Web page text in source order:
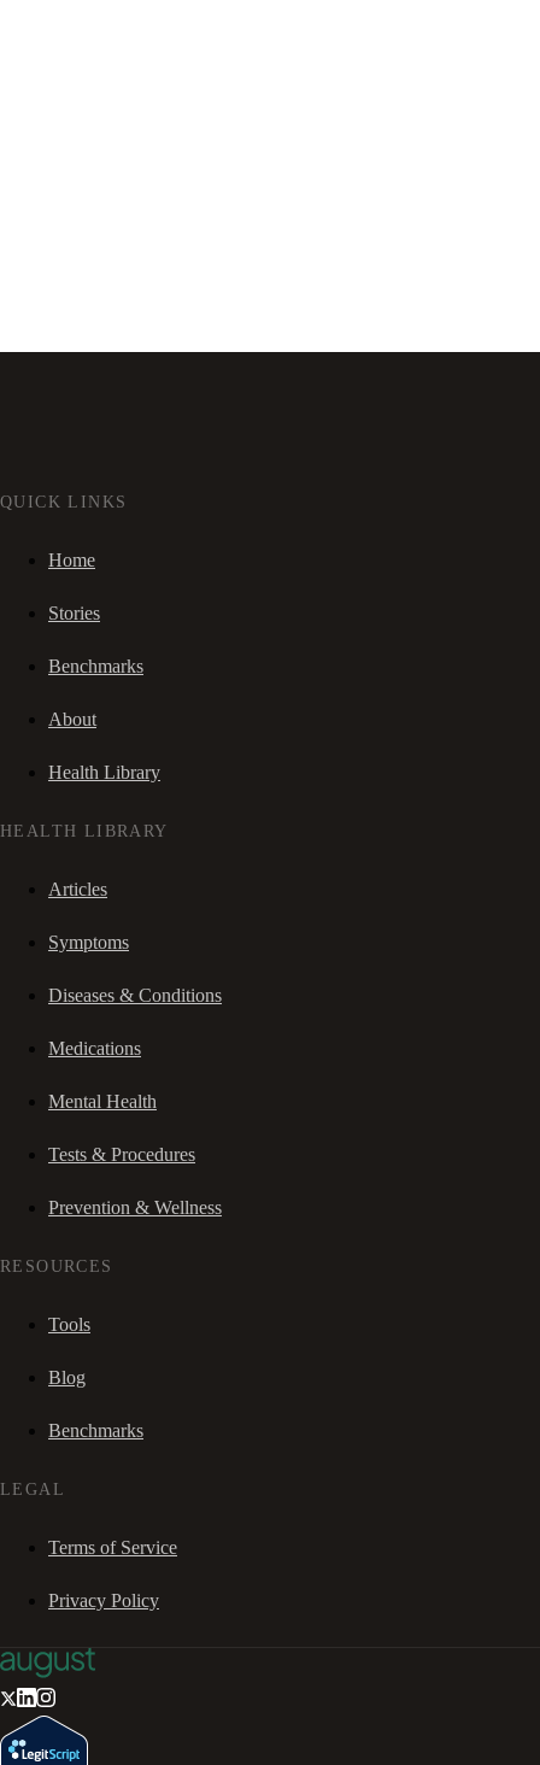
QUICK LINKS
Home
Stories
Benchmarks
About
Health Library
HEALTH LIBRARY
Articles
Symptoms
Diseases & Conditions
Medications
Mental Health
Tests & Procedures
Prevention & Wellness
RESOURCES
Tools
Blog
Benchmarks
LEGAL
Terms of Service
Privacy Policy